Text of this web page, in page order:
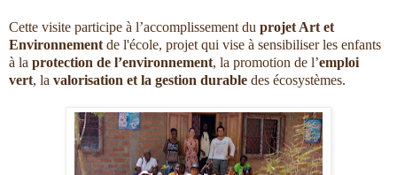
Cette visite participe à l’accomplissement du projet Art et
Environnement de l'école, projet qui vise à sensibiliser les enfants
à la protection de l’environnement, la promotion de l’emploi
vert, la valorisation et la gestion durable des écosystèmes.